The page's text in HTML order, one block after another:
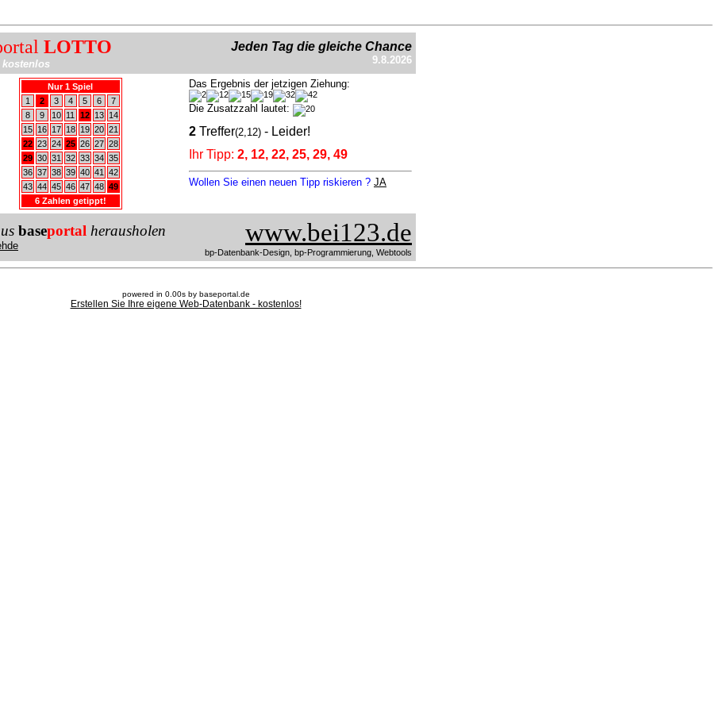
LOTTO
kostenlos
Jeden Tag die gleiche Chance
9.8.2026
Nur 1 Spiel
1
2 3 4 5 6
7
8
9 10 11 12 13
14
15
16 17 18 19 20 21
22 23 24 25 26 27 28
29 30 31 32 33 34 35
36 37 38 39 40 41
42
43 44 45 46 47 48 49
6 Zahlen getippt!
Das Ergebnis der jetzigen Ziehung:
Die Zusatzzahl lautet:
2 Treffer(2,12) - Leider!
Ihr Tipp: 2, 12, 22, 25, 29, 49
Wollen Sie einen neuen Tipp riskieren ? JA
baseportal herausholen www.bei123.de
bp-Datenbank-Design, bp-Programmierung, Webtools
powered in 0.00s by baseportal.de
Erstellen Sie Ihre eigene Web-Datenbank - kostenlos!